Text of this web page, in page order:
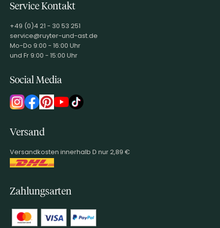
Service Kontakt
+49 (0)4 21 - 30 53 251
service@ruyter-und-ast.de
Mo-Do 9:00 - 16:00 Uhr
und Fr 9:00 - 15:00 Uhr
Social Media
Versand
Versandkosten innerhalb D nur 2,89 €
Zahlungsarten